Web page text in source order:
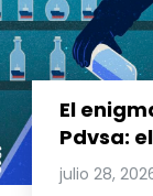
El
Pdvsa:
julio 28,